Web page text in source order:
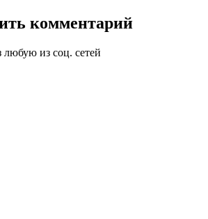
комментарий
любую из соц. сетей